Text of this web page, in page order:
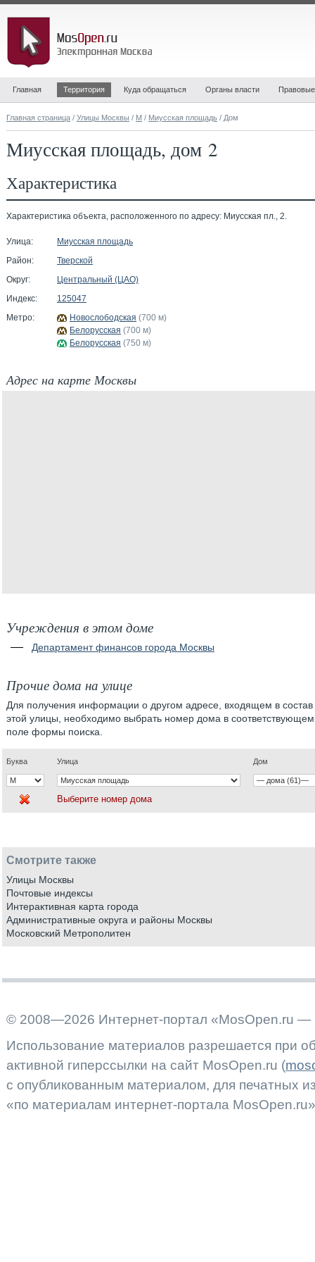
Главная Территория Куда обращаться Органы власти
Главная страница / Улицы Москвы / М / Миусская площадь / Дом
Миусская площадь, дом 2
Характеристика
Характеристика объекта, расположенного по адресу: Миусская пл., 2.
Улица:
Миусская площадь
Район:
Тверской
Округ:
Центральный (ЦАО)
Индекс:
125047
Метро:
Новослободская (700 м)
Белорусская (700 м)
Белорусская (750 м)
Адрес на карте Москвы
Учреждения в этом доме
Департамент финансов города Москвы
Прочие дома на улице
Для получения информации о другом адресе, входящем в состав
этой улицы, необходимо выбрать номер дома в соответствующем
поле формы поиска.
Буква Улица Дом
Выберите номер дома
Смотрите также
Улицы Москвы
Почтовые индексы
Интерактивная карта города
Административные округа и районы Москвы
Московский Метрополитен
© 2008—2026 Интернет-портал «MosOpen.ru —
Использование материалов разрешается при
активной гиперссылки на сайт MosOpen.ru (
с опубликованным материалом, для печатных
«по материалам интернет-портала